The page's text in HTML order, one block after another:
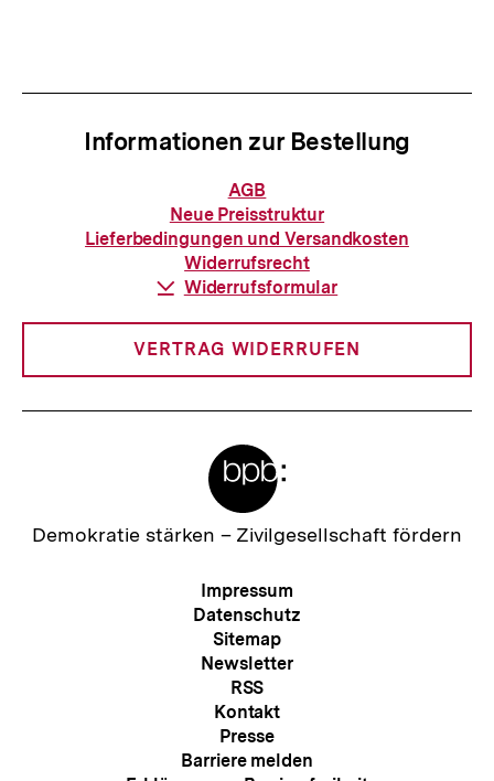
Informationen zur Bestellung
Informationen
zur
Bestellung
AGB
Neue Preisstruktur
Lieferbedingungen und Versandkosten
Widerrufsrecht
Download-
Widerrufsformular
VERTRAG WIDERRUFEN
Zur
Demokratie stärken – Zivilgesellschaft fördern
Meta-
Navigation
Impressum
Datenschutz
Sitemap
Newsletter
RSS
Kontakt
Presse
Barriere melden